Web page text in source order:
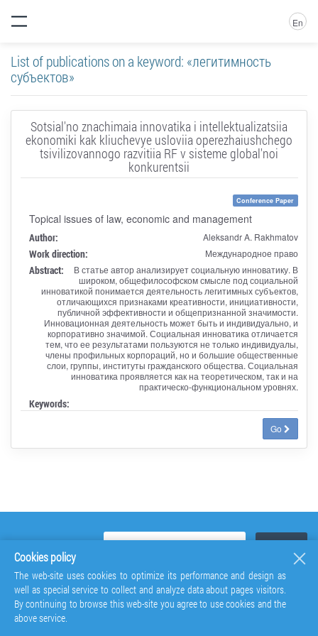
En
List of publications on a keyword: «легитимность
субъектов»
Sotsial'no znachimaia innovatika i intellektualizatsiia
ekonomiki kak kliuchevye usloviia operezhaiushchego
tsivilizovannogo razvitiia RF v sisteme global'noi
konkurentsii
Conference Paper
Topical issues of law, economic and management
Author: Aleksandr A. Rakhmatov
Work direction: Международное право
Abstract:
В статье автор анализирует социальную инноватику. В
широком, общефилософском смысле под социальной
инноватикой понимается деятельность легитимных субъектов,
отличающихся признаками креативности, инициативности,
публичной эффективности и общепризнанной значимости.
Инновационная деятельность может быть и индивидуально, и
корпоративно значимой. Социальная инноватика отличается
тем, что ее результатами пользуются не только индивидуалы,
члены профильных корпораций, но и большие общественные
слои, группы, институты гражданского общества. Социальная
инноватика проявляется как на теоретическом, так и на
практическо-функциональном уровнях.
Keywords:
Go
Cookies policy
The web-site uses cookies to optimize its performance and design as
well as special service to collect and analyze data about pages visitors.
By continuing to browse this web-site you agree to use cookies and the
above service.